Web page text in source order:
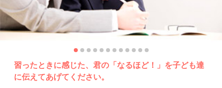
習ったときに感じた、君の「なるほど！」を子ども達
に伝えてあげてください。